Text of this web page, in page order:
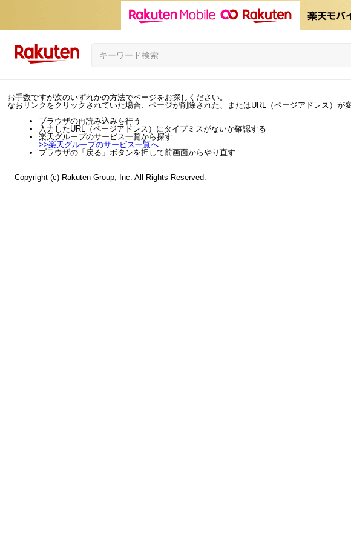
お手数ですが次のいずれかの方法でページをお探しください。
なおリンクをクリックされていた場合、ページが削除された、またはURL（ページアドレス）が
ブラウザの再読み込みを行う
入力したURL（ページアドレス）にタイプミスがないか確認する
楽天グループのサービス一覧から探す
>>楽天グループのサービス一覧へ
ブラウザの「戻る」ボタンを押して前画面からやり直す
Copyright (c) Rakuten Group, Inc. All Rights Reserved.